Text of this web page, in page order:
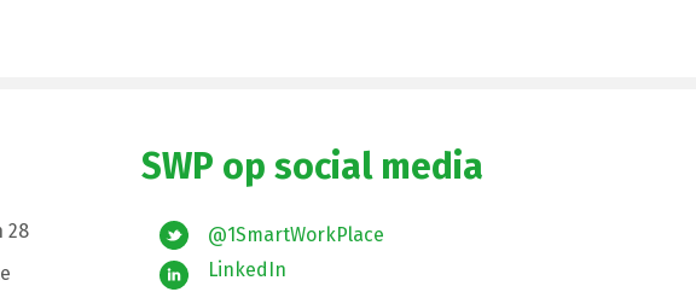
28
SWP op social media
@1SmartWorkPlace
LinkedIn